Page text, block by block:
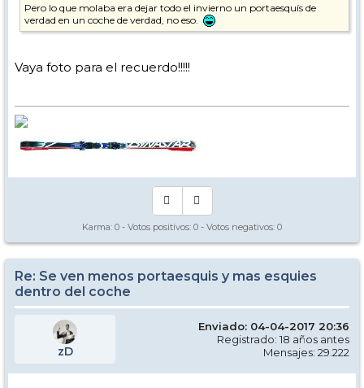
Pero lo que molaba era dejar todo el invierno un portaesquís de
verdad en un coche de verdad, no eso.
Vaya foto para el recuerdo!!!!!
Karma: 0 - Votos positivos: 0 - Votos negativos: 0
Re: Se ven menos portaesquis y mas esquies
dentro del coche
zD
Enviado: 04-04-2017 20:36
Registrado: 18 años antes
Mensajes: 29.222